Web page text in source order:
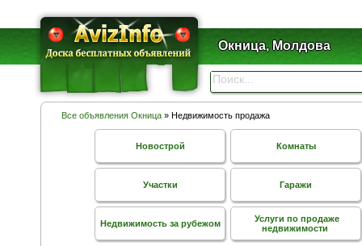
Окница, Молдова
Все объявления Окница » Недвижимость продажа
Новострой Комнаты
Участки Гаражи
Недвижимость за рубежом
Услуги по продаже
недвижимости